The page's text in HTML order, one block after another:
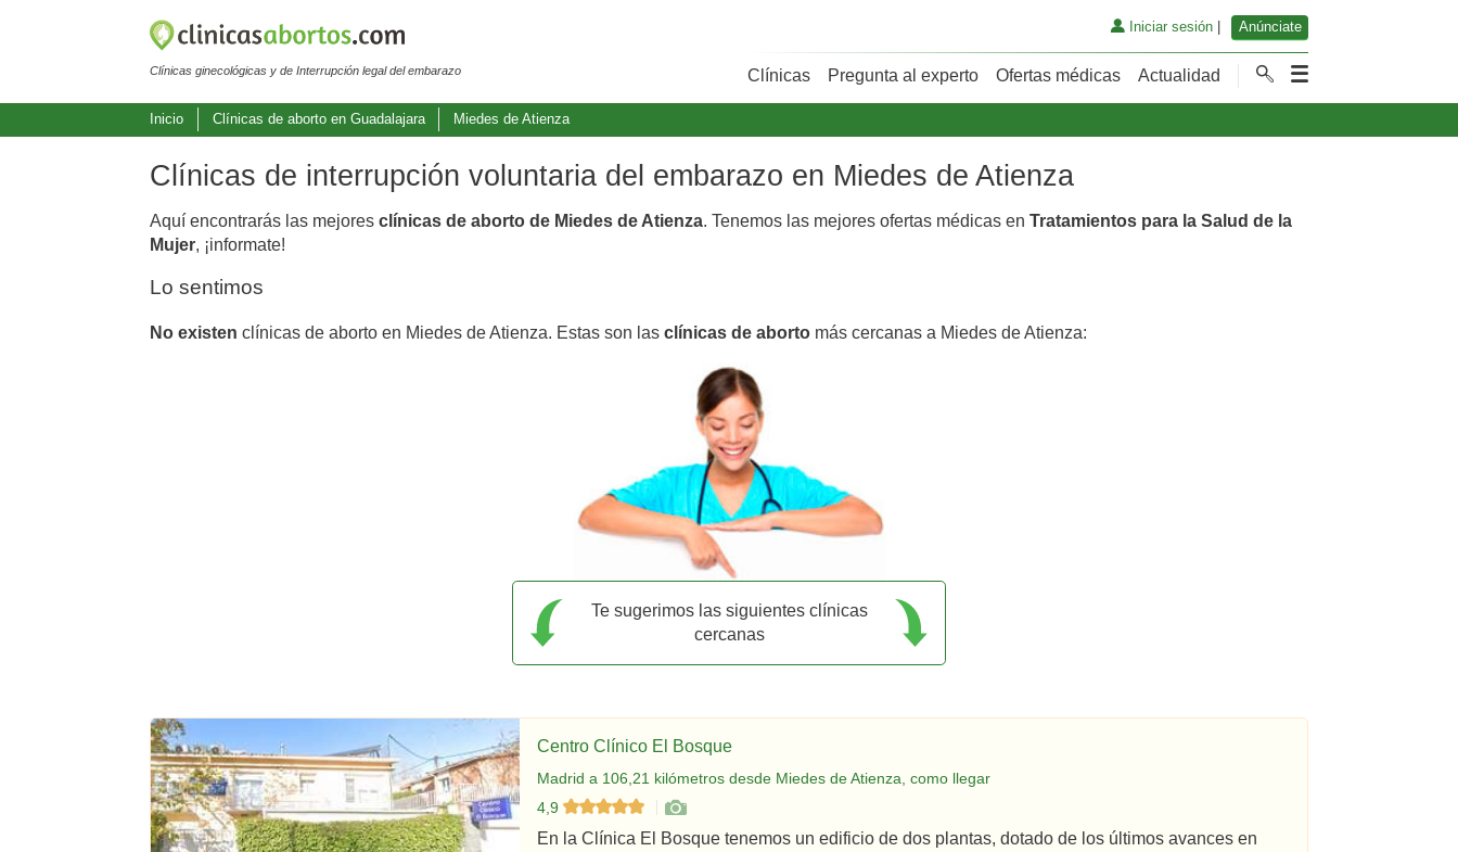
Clínicas ginecológicas y de Interrupción legal del embarazo
Iniciar sesión| Anúnciate
Clínicas Pregunta al experto Ofertas médicas Actualidad
Inicio Clínicas de aborto en Guadalajara Miedes de Atienza
Clínicas de interrupción voluntaria del embarazo en Miedes de Atienza
Aquí encontrarás las mejores clínicas de aborto de Miedes de Atienza. Tenemos las mejores ofertas médicas en Tratamientos para la Salud de la
Mujer, ¡informate!
Lo sentimos
No existen clínicas de aborto en Miedes de Atienza. Estas son las clínicas de aborto más cercanas a Miedes de Atienza:
Te sugerimos las siguientes clínicas
cercanas
Centro Clínico El Bosque
Madrid a 106,21 kilómetros desde Miedes de Atienza, como llegar
4,9
En la Clínica El Bosque tenemos un edificio de dos plantas, dotado de los últimos avances en